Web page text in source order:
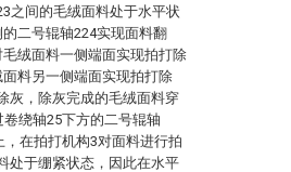
之间的毛绒面料处于水平状
二号辊轴224实现面料翻
绒面料一侧端面实现拍打除
料另一侧端面实现拍打除
灰，除灰完成的毛绒面料穿
绕轴25下方的二号辊轴
在拍打机构3对面料进行拍
处于绷紧状态，因此在水平